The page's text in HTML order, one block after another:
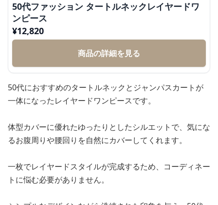
50代ファッション タートルネックレイヤードワ
ンピース
¥12,820
商品の詳細を見る
50代におすすめのタートルネックとジャンパスカートが
一体になったレイヤードワンピースです。
体型カバーに優れたゆったりとしたシルエットで、気にな
るお腹周りや腰回りを自然にカバーしてくれます。
一枚でレイヤードスタイルが完成するため、コーディネー
トに悩む必要がありません。